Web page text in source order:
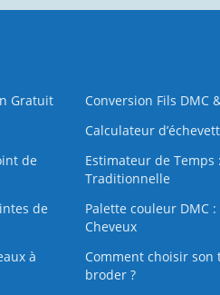
Gratuit
Conversion Fils DMC
Calculateur
de
Estimateur de Temps
Traditionnelle
de
Palette couleur DMC
Cheveux
à
Comment choisir son
broder ?